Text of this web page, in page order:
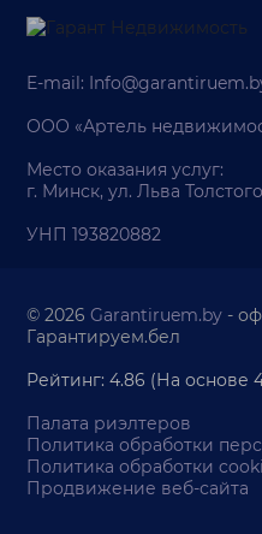
E-mail:
ООО «Артель
Место оказания услуг:
г. Минск, ул. Льва
УНП 193820882
© 2026Garantiruem.by -
Гарантируем.бел
Рейтинг: 4.86 (На основе
Палата риэлтеров
Политика обработки
Политика обработки
Продвижение веб-сайта